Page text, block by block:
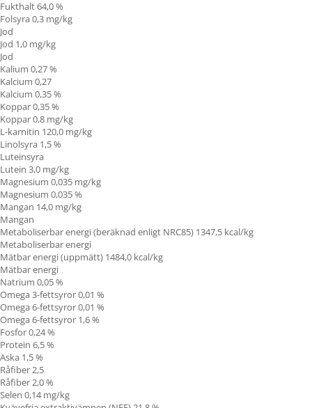
Fukthalt 64,0 %
Folsyra 0,3 mg/kg
Jod
Jod 1,0 mg/kg
Jod
Kalium 0,27 %
Kalcium 0,27
Kalcium 0,35 %
Koppar 0,35 %
Koppar 0,8 mg/kg
L-karnitin 120,0 mg/kg
Linolsyra 1,5 %
Luteinsyra
Lutein 3,0 mg/kg
Magnesium 0,035 mg/kg
Magnesium 0,035 %
Mangan 14,0 mg/kg
Mangan
Metaboliserbar energi (beräknad enligt NRC85) 1347,5 kcal/kg
Metaboliserbar energi
Mätbar energi (uppmätt) 1484,0 kcal/kg
Mätbar energi
Natrium 0,05 %
Omega 3-fettsyror 0,01 %
Omega 6-fettsyror 0,01 %
Omega 6-fettsyror 1,6 %
Fosfor 0,24 %
Protein 6,5%
Aska 1,5 %
Råfiber 2,5
Råfiber 2,0 %
Selen 0,14 mg/kg